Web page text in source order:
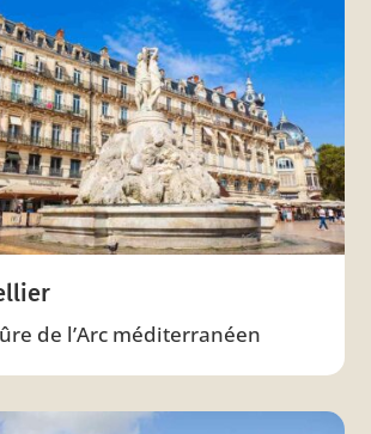
de l’Arc méditerranéen